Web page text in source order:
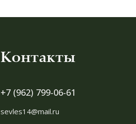
Контакты
+7 (962) 799-06-61
sevles14@mail.ru